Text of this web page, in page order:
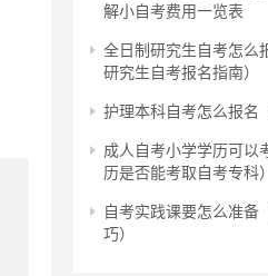
解小自考费用一览表
全日制研究生自考怎么
研究生自考报名指南）
护理本科自考怎么报名
成人自考小学学历可以
历是否能考取自考专科）
自考实践课要怎么准备
巧）